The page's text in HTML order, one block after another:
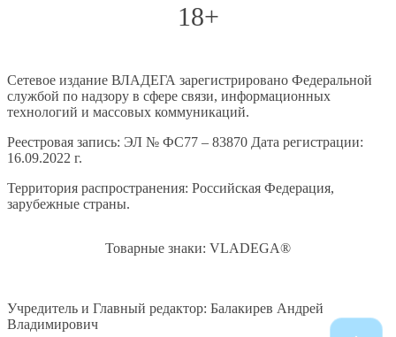
18+
Сетевое издание ВЛАДЕГА зарегистрировано Федеральной
службой по надзору в сфере связи, информационных
технологий и массовых коммуникаций.
Реестровая запись: ЭЛ № ФС77 – 83870 Дата регистрации:
16.09.2022 г.
Территория распространения: Российская Федерация,
зарубежные страны.
Товарные знаки: VLADEGA®
Учредитель и Главный редактор: Балакирев Андрей
Владимирович